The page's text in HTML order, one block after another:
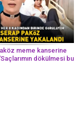
meme kanserine
dökülmesi bu